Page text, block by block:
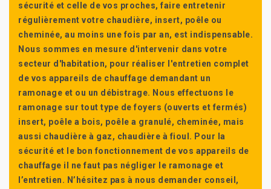
sécurité et celle de vos proches, faire entretenir
régulièrement votre chaudière, insert, poêle ou
cheminée, au moins une fois par an, est indispensable.
Nous sommes en mesure d'intervenir dans votre
secteur d'habitation, pour réaliser l'entretien complet
de vos appareils de chauffage demandant un
ramonage et ou un débistrage. Nous effectuons le
ramonage sur tout type de foyers (ouverts et fermés)
insert, poêle a bois, poêle a granulé, cheminée, mais
aussi chaudière à gaz, chaudière à fioul. Pour la
sécurité et le bon fonctionnement de vos appareils de
chauffage il ne faut pas négliger le ramonage et
l’entretien. N’hésitez pas à nous demander conseil,